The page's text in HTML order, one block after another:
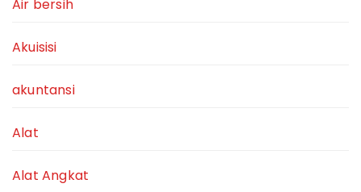
Air bersih
Akuisisi
akuntansi
Alat
Alat Angkat